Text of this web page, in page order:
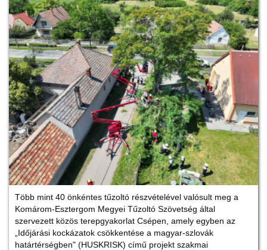
Több mint 40 önkéntes tűzoltó részvételével valósult meg a
Komárom-Esztergom Megyei Tűzoltó Szövetség által
szervezett közös terepgyakorlat Csépen, amely egyben az
„Időjárási kockázatok csökkentése a magyar-szlovák
határtérségben" (HUSKRISK) című projekt szakmai